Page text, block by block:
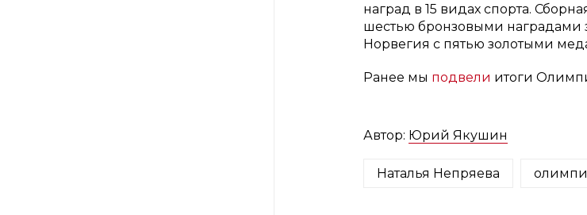
наград в 15 видах спорта.
шестью бронзовыми наградами
Норвегия с пятью золотыми
Ранее мы подвели итоги
Автор: Юрий Якушин
Наталья Непряева